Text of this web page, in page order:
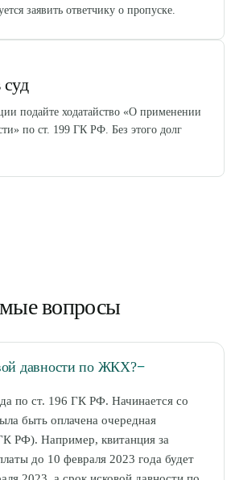
заявить ответчику о пропуске.
суд
подайте ходатайство «О применении
по ст. 199 ГК РФ. Без этого долг
вопросы
давности по ЖКХ?−
по ст. 196 ГК РФ. Начинается со
быть оплачена очередная
РФ). Например, квитанция за
до 10 февраля 2023 года будет